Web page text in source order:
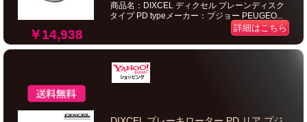
￥14,938
商品名：DIXCEL ディクセル プレーンディスク
タイプ PD typeメーカー：プジョー PEUGEO...
詳細はこちら